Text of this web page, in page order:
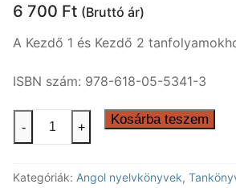
Keresése:
6 700 Ft (Bruttó ár)
A Kezdő 1 és Kezdő 2
ISBN szám: 978-618-05-5341-3
Pioneer
Elementary
(including
- + Kosárba teszem
Kategóriák: Angol nyelvkönyvek,